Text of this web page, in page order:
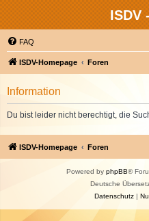
ISDV
FAQ
ISDV-Homepage Foren
Information
Du bist leider nicht berechtigt, die
ISDV-Homepage Foren
Powered by phpBB®
Deutsche
Datenschutz|